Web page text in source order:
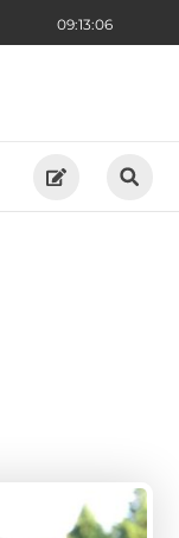
09:13:08